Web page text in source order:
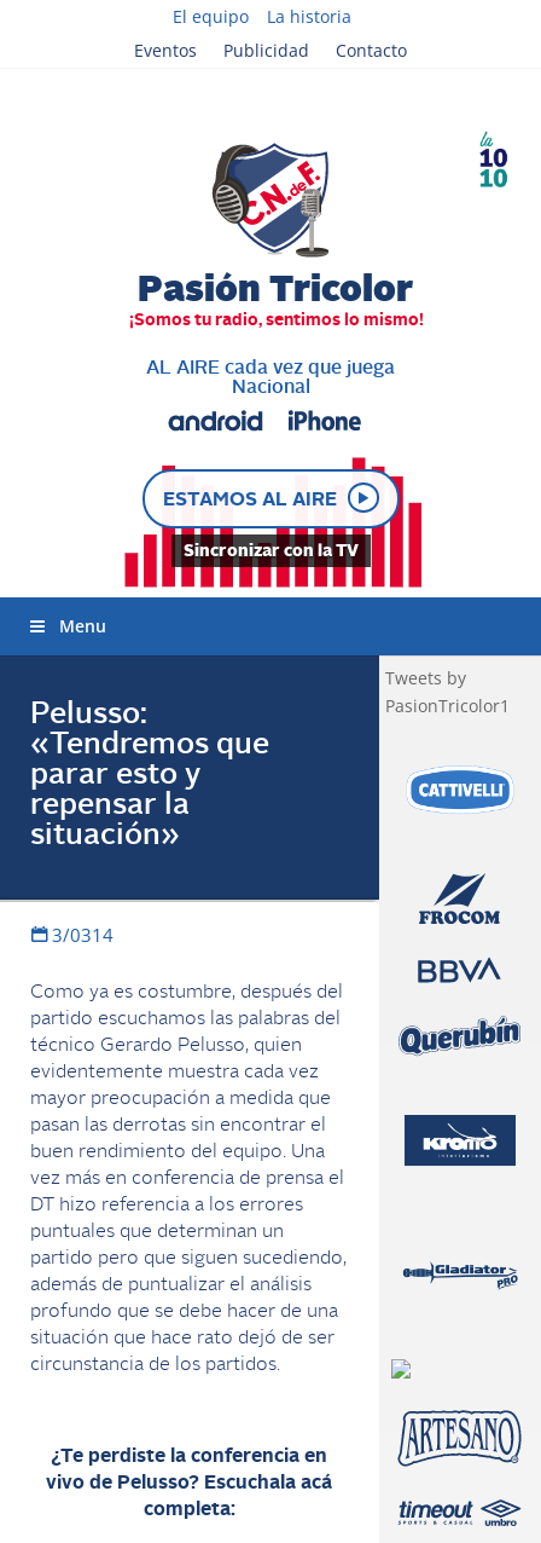
El equipo
La historia
Eventos
Publicidad Contacto
AL AIRE cada vez que juega
Nacional
ESTAMOS AL AIRE
Sincronizar con la TV
Menu
Pelusso:
«Tendremos que
parar esto y
repensar la
situación»
3/0314
Como ya es costumbre, después del
partido escuchamos las palabras del
técnico Gerardo Pelusso, quien
evidentemente muestra cada vez
mayor preocupación a medida que
pasan las derrotas sin encontrar el
buen rendimiento del equipo. Una
vez más en conferencia de prensa el
DT hizo referencia a los errores
puntuales que determinan un
partido pero que siguen sucediendo,
además de puntualizar el análisis
profundo que se debe hacer de una
situación que hace rato dejó de ser
circunstancia de los partidos.
¿Te perdiste la conferencia en
vivo de Pelusso? Escuchala acá
completa:
Tweets by
PasionTricolor1